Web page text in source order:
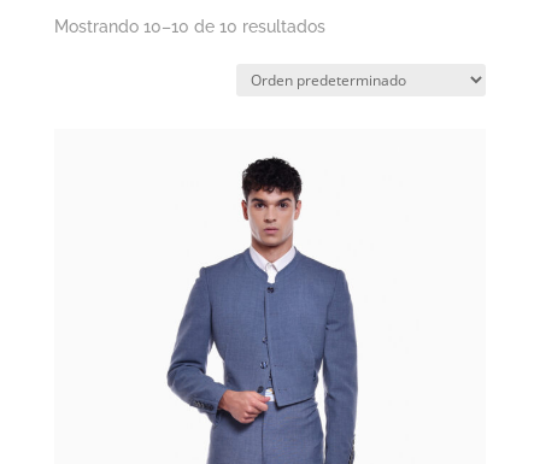
Mostrando 10–10 de 10 resultados